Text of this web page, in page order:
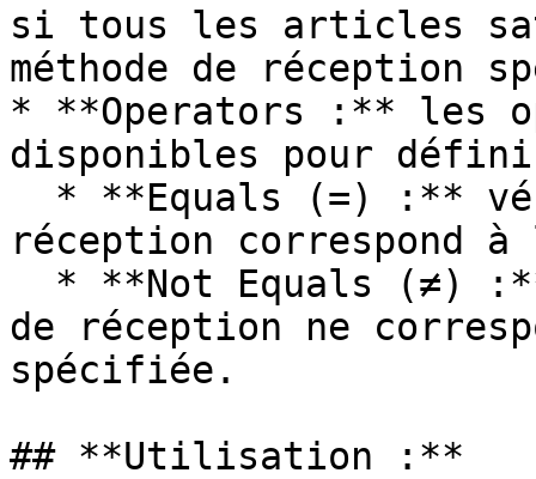
si tous les articles
méthode de réception
* **Operators :** les
disponibles pour
réception correspond
de réception ne
spécifiée.
## **Utilisation :**